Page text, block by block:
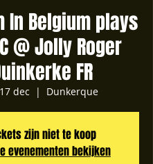
In Belgium plays
@ Jolly Roger
FR
dec
  |
Dunkerque
zijn niet te koop
evenementen bekijken